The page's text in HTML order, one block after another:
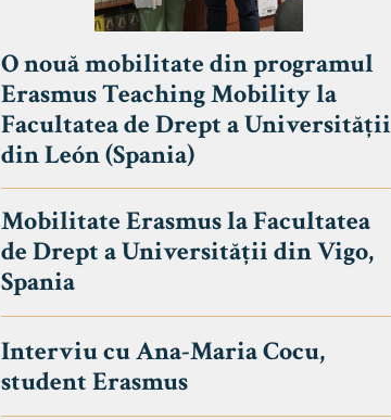
O nouă mobilitate din programul
Erasmus Teaching Mobility la
Facultatea de Drept a Universității
din León (Spania)
Mobilitate Erasmus la Facultatea
de Drept a Universității din Vigo,
Spania
Interviu cu Ana-Maria Cocu,
student Erasmus